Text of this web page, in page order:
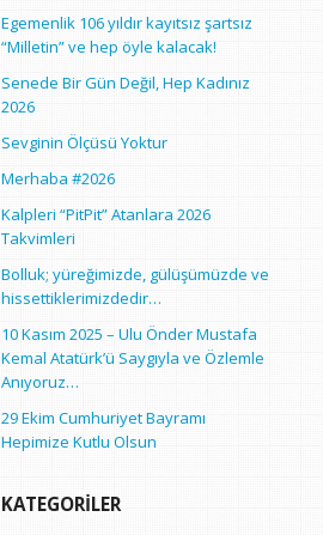
Egemenlik 106 yıldır kayıtsız şartsız
“Milletin” ve hep öyle kalacak!
Senede Bir Gün Değil, Hep Kadınız
2026
Sevginin Ölçüsü Yoktur
Merhaba #2026
Kalpleri “PitPit” Atanlara 2026
Takvimleri
Bolluk; yüreğimizde, gülüşümüzde ve
hissettiklerimizdedir…
10 Kasım 2025 – Ulu Önder Mustafa
Kemal Atatürk’ü Saygıyla ve Özlemle
Anıyoruz…
29 Ekim Cumhuriyet Bayramı
Hepimize Kutlu Olsun
KATEGORILER